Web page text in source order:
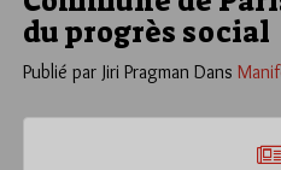
du progrès social
Publié par Jiri Pragman Dans